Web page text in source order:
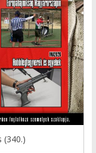
(340.)